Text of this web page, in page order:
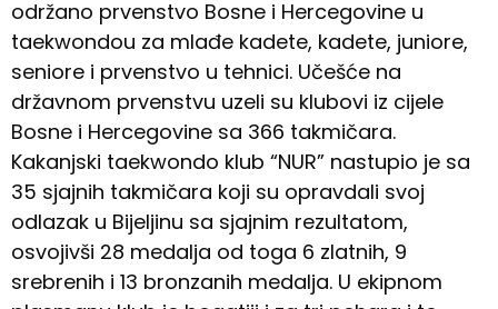
održano prvenstvo Bosne i Hercegovine u
taekwondou za mlađe kadete, kadete, juniore,
seniore i prvenstvo u tehnici. Učešće na
državnom prvenstvu uzeli su klubovi iz cijele
Bosne i Hercegovine sa 366 takmičara.
Kakanjski taekwondo klub “NUR” nastupio je sa
35 sjajnih takmičara koji su opravdali svoj
odlazak u Bijeljinu sa sjajnim rezultatom,
osvojivši 28 medalja od toga 6 zlatnih, 9
srebrenih i 13 bronzanih medalja. U ekipnom